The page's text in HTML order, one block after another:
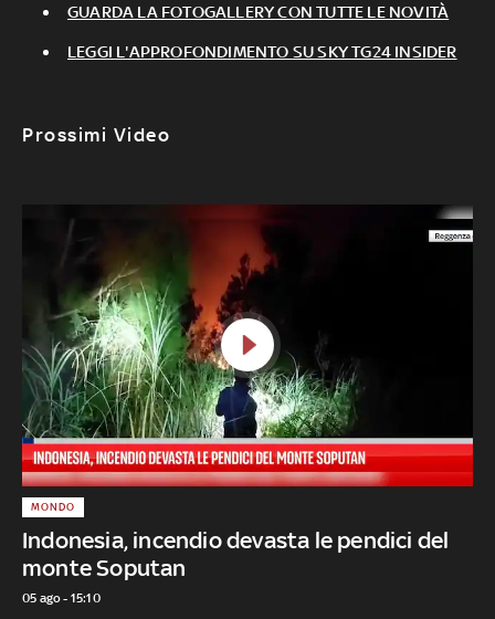
GUARDA LA FOTOGALLERY CON TUTTE LE NOVITÀ
LEGGI L'APPROFONDIMENTO SU SKY TG24 INSIDER
Prossimi Video
Indonesia, incendio devasta le pendici del
monte Soputan
MONDO
05 ago - 15:10